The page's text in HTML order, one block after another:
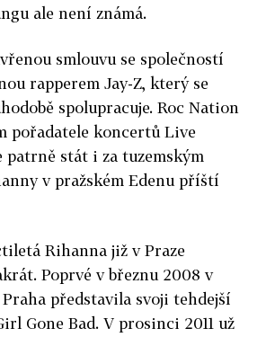
ale není známá.
smlouvu se společností
rapperem Jay-Z, který se
spolupracuje. Roc Nation
pořadatele koncertů Live
patrně stát i za tuzemským
v pražském Edenu příští
Rihanna již v Praze
Poprvé v březnu 2008 v
představila svoji tehdejší
Gone Bad. V prosinci 2011 už